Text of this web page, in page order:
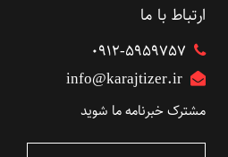
ارتباط با ما
۰۹۱۲-5959757
info@karajtizer.ir
مشترک خبرنامه ما شوید